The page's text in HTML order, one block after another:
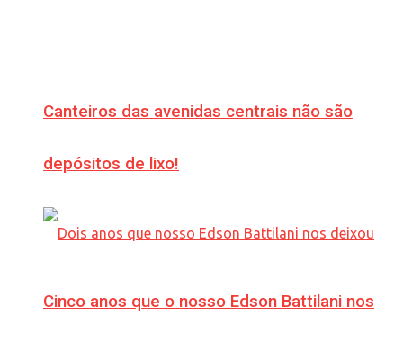
Canteiros das avenidas centrais não são
depósitos de lixo!
Cinco anos que o nosso Edson Battilani nos